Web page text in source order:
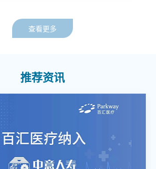
育协会康复装备发展转化工作委员会委
主持和参与了多项科研课题，包括上海
计委课题、上海市第六人民医院院级课
复医学会优秀青年康复医师奖项。
查看更多
推荐资讯